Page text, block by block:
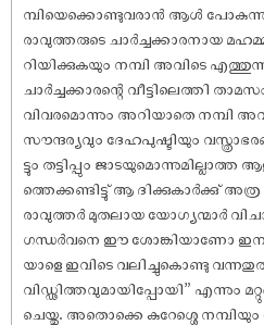
മ്പിയെക്കൊണ്ടുവരാൻ ആൾ
രാവുത്തരുടെ ചാർച്ചക്കാരനായ
റിയിക്കുകയും നമ്പി അവിടെ
ചാർച്ചക്കാരന്റെ വീട്ടിലെത്തി
വിവരമൊന്നും അറിയാതെ നമ്പി
സൗന്ദര്യവും ദേഹപുഷ്ടിയും
ട്ടും തട്ടിപ്പും
ത്തെക്കണ്ടിട്ടു് ആ ദിക്കുകാർക്കു്
രാവുത്തർ മുതലായ യോഗ്യന്മാർ
ഗന്ധർവനെ ഈ ശോങ്കിയാണോ
യാളെ ഇവിടെ വലിച്ചുകൊണ്ടു
വിഡ്ഢിത്തവുമായിപ്പോയി” എന്നും
ചെയ്തു. അതൊക്കെ കുറേശ്ശെ നമ്പിയും